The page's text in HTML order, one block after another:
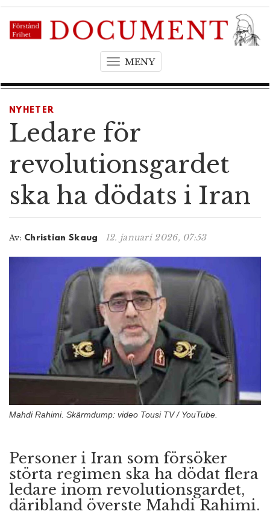
MENYT
g
a
v
g
t
o
n
NYHETER
Ledare för
revolutionsgardet
ska ha dödats i Iran
Av: Christian Skaug 12. januari 2026, 07:53
Mahdi Rahimi. Skärmdump: video Tousi TV / YouTube.
Personer i Iran som försöker
störta regimen ska ha dödat flera
ledare inom revolutionsgardet,
däribland överste Mahdi Rahimi.